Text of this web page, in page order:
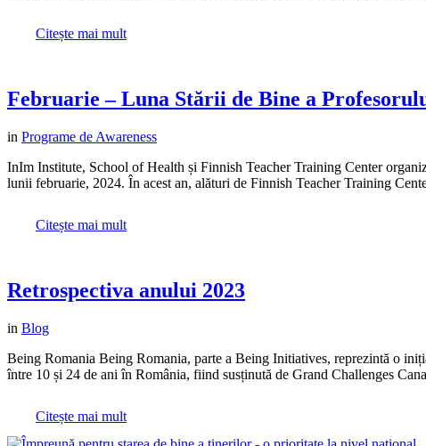
Citește mai mult
Februarie – Luna Stării de Bine a
in Programe de Awareness
InIm Institute, School of Health și Finnish Teacher Training Center
lunii februarie, 2024. În acest an, alături de Finnish Teacher Training
Citește mai mult
Retrospectiva anului 2023
in Blog
Being Romania Being Romania, parte a Being Initiatives, reprezintă o
între 10 și 24 de ani în România, fiind susținută de Grand Challenges
Citește mai mult